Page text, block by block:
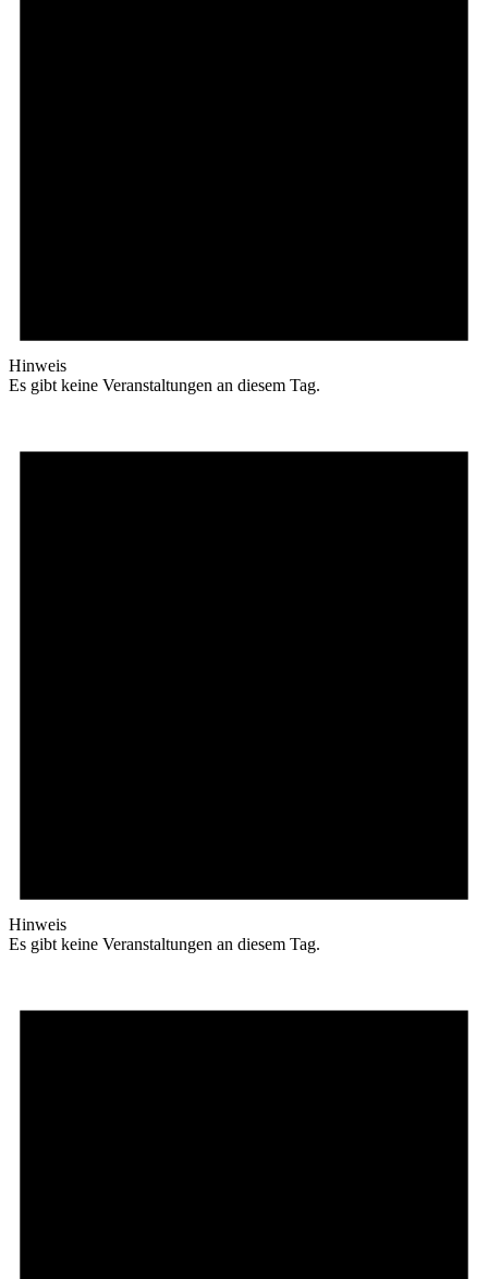
Hinweis
Es gibt keine Veranstaltungen an diesem Tag.
Hinweis
Es gibt keine Veranstaltungen an diesem Tag.